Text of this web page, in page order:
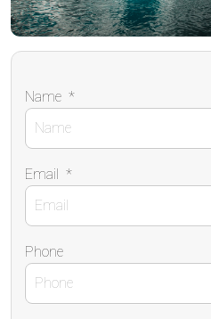
Name *
Email *
Phone